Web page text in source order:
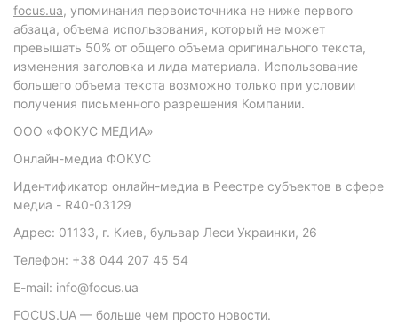
focus.ua, упоминания первоисточника не ниже первого
абзаца, объема использования, который не может
превышать 50% от общего объема оригинального текста,
изменения заголовка и лида материала. Использование
большего объема текста возможно только при условии
получения письменного разрешения Компании.
ООО «ФОКУС МЕДИА»
Онлайн-медиа ФОКУС
Идентификатор онлайн-медиа в Реестре субъектов в сфере
медиа - R40-03129
Адрес: 01133, г. Киев, бульвар Леси Украинки, 26
Телефон: +38 044 207 45 54
E-mail: info@focus.ua
FOCUS.UA — больше чем просто новости.